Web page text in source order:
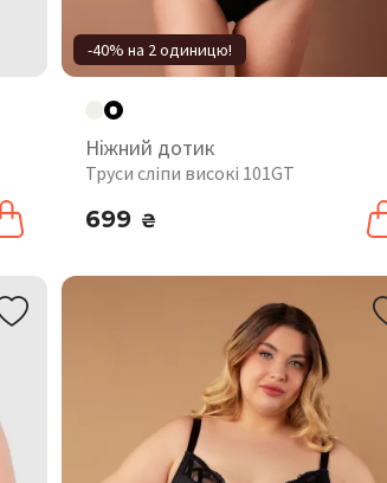
-40% на 2 одиницю!
Ніжний дотик
Труси сліпи високі 101GT
699 ₴